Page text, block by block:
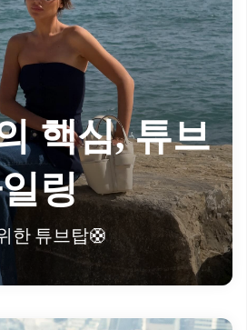
핵심, 튜브
링
한 튜브탑🛟